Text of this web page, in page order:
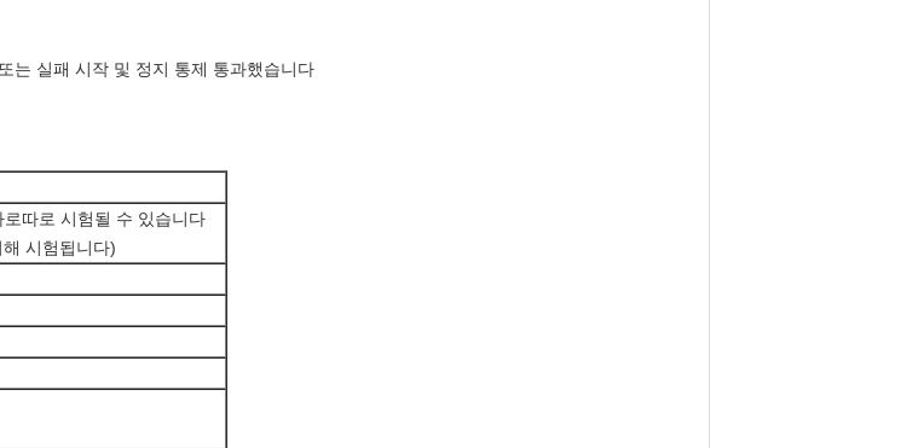
는 실패 시작 및 정지 통제 통과했습니다
따로 시험될 수 있습니다
시험됩니다)